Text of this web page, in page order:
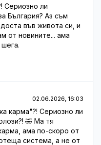
Сериозно ли
България? Аз съм
във живота си, и
от новините... ама
02.06.2026, 16:03
карма"?! Сериозно ли
🤣 Ма тя
ама по-скоро от
система, а не от